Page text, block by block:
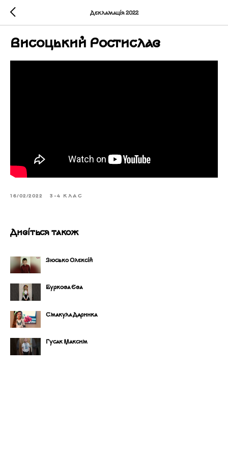
Декламація 2022
Висоцький Ростислав
16/02/2022 3-4 КЛАС
Дивіться також
Зюсько Олексій
Буркова Єва
Смакула Даринка
Гусак Максим